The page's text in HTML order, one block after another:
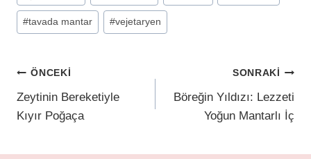
#tavada mantar #vejetaryen
ÖNCEKI
Zeytinin Bereketiyle
Kıyır Poğaça
SONRAKI
Böreğin Yıldızı: Lezzeti
Yoğun Mantarlı İç